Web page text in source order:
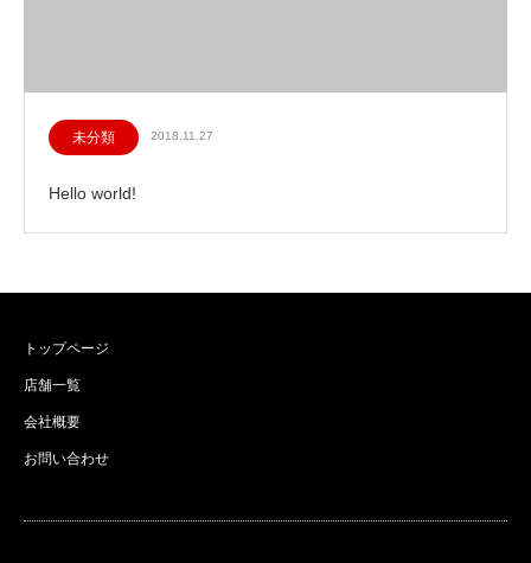
未分類 2018.11.27
Hello world!
トップページ
店舗一覧
会社概要
お問い合わせ